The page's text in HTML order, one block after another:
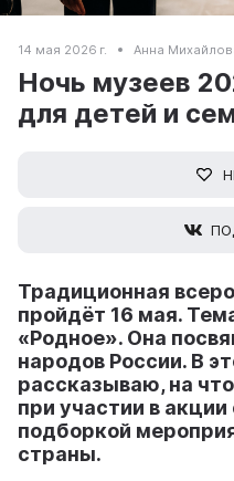
14 мая 2026 г. Анна
Ночь музеев
для детей и
Традиционная
пройдёт 16 мая.
«Родное». Она
народов России. В
рассказываю, на
при участии в
подборкой
страны.